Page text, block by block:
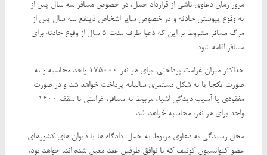
مرور زمان دعاوی ناشی از قرارداد حمل، در خصوص مسافر سه سال پس از
به وقوع پیوستن حادثه و در خصوص سایر اشخاص ذینفع سه سال پس از
مرگ مسافر مشروط بر این که دعوا ظرف مدت 5 سال از وقوع حادثه برای
مسافر اقامه شود.
حداکثر میزان غرامت پرداختی، برای هر نفر 175000 واحد محاسبه و به
صورت یکجا یا به شکل مستمری سالیانه پرداخت خواهد شد و در صورت
مفقودی یا آسیب دیدگی اشیاء مربوط به مسافر، غرامتی تا سقف 1400
واحد برای هر نفر، محاسبه خواهد شد.
محل رسیدگی به دعاوی مربوط به حمل، دادگاه ها یا دیوان های کشورهای
عضو کنوانسیون کوتیف که با توافق طرفین عقد معین شده اند، خواهد بود،